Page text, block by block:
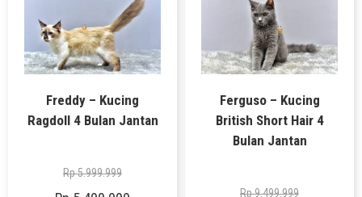
Freddy – Kucing
Ragdoll 4 Bulan Jantan
Rp5.999.999
Ferguso – Kucing
British Short Hair 4
Bulan Jantan
Rp9.499.999